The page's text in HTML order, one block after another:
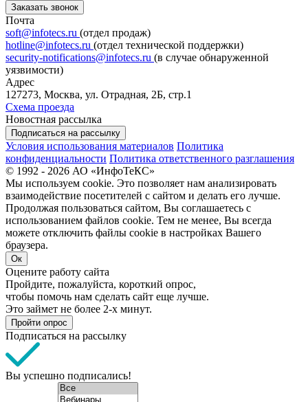
Заказать звонок
Почта
soft@infotecs.ru (отдел продаж)
hotline@infotecs.ru (отдел технической поддержки)
security-notifications@infotecs.ru (в случае обнаруженной
уязвимости)
Адрес
127273, Москва, ул. Отрадная, 2Б, стр.1
Схема проезда
Новостная рассылка
Подписаться на рассылку
Условия использования материалов Политика
конфиденциальности Политика ответственного разглашения
© 1992 - 2026 АО «ИнфоТеКС»
Мы используем cookie. Это позволяет нам анализировать
взаимодействие посетителей с сайтом и делать его лучше.
Продолжая пользоваться сайтом, Вы соглашаетесь с
использованием файлов cookie. Тем не менее, Вы всегда
можете отключить файлы cookie в настройках Вашего
браузера.
Ок
Оцените работу сайта
Пройдите, пожалуйста, короткий опрос,
чтобы помочь нам сделать сайт еще лучше.
Это займет не более 2-х минут.
Пройти опрос
Подписаться на рассылку
Вы успешно подписались!